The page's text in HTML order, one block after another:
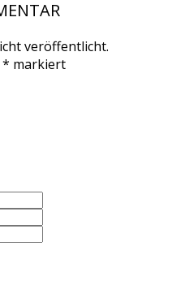
veröffentlicht.
* markiert